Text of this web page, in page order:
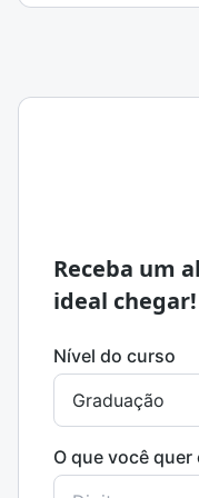
Receba um
ideal chegar!
Nível do curso
O que você quer